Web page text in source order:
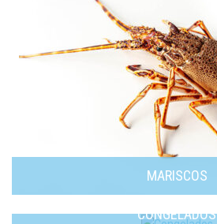
MARISCOS
CONGELADOS